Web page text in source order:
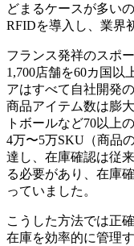
どまるケースが多い
RFIDを導入し、業界
フランス発祥のスポ
1,700店舗を60カ国以
アはすべて自社開発
商品アイテム数は膨
トボールなど70以上
4万〜5万SKU（商品
達し、在庫確認は従
る必要があり、在庫
っていました。
こうした方法では正
在庫を効率的に管理